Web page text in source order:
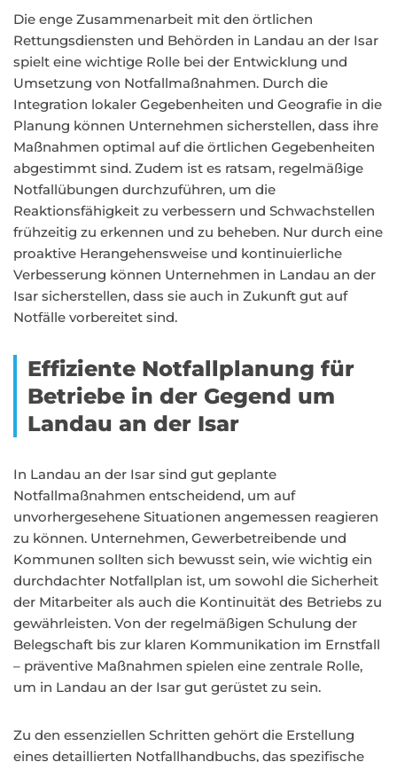
Die enge Zusammenarbeit mit den örtlichen
Rettungsdiensten und Behörden in Landau an der Isar
spielt eine wichtige Rolle bei der Entwicklung und
Umsetzung von Notfallmaßnahmen. Durch die
Integration lokaler Gegebenheiten und Geografie in die
Planung können Unternehmen sicherstellen, dass ihre
Maßnahmen optimal auf die örtlichen Gegebenheiten
abgestimmt sind. Zudem ist es ratsam, regelmäßige
Notfallübungen durchzuführen, um die
Reaktionsfähigkeit zu verbessern und Schwachstellen
frühzeitig zu erkennen und zu beheben. Nur durch eine
proaktive Herangehensweise und kontinuierliche
Verbesserung können Unternehmen in Landau an der
Isar sicherstellen, dass sie auch in Zukunft gut auf
Notfälle vorbereitet sind.
Effiziente Notfallplanung für
Betriebe in der Gegend um
Landau an der Isar
In Landau an der Isar sind gut geplante
Notfallmaßnahmen entscheidend, um auf
unvorhergesehene Situationen angemessen reagieren
zu können. Unternehmen, Gewerbetreibende und
Kommunen sollten sich bewusst sein, wie wichtig ein
durchdachter Notfallplan ist, um sowohl die Sicherheit
der Mitarbeiter als auch die Kontinuität des Betriebs zu
gewährleisten. Von der regelmäßigen Schulung der
Belegschaft bis zur klaren Kommunikation im Ernstfall
– präventive Maßnahmen spielen eine zentrale Rolle,
um in Landau an der Isar gut gerüstet zu sein.
Zu den essenziellen Schritten gehört die Erstellung
eines detaillierten Notfallhandbuchs, das spezifische